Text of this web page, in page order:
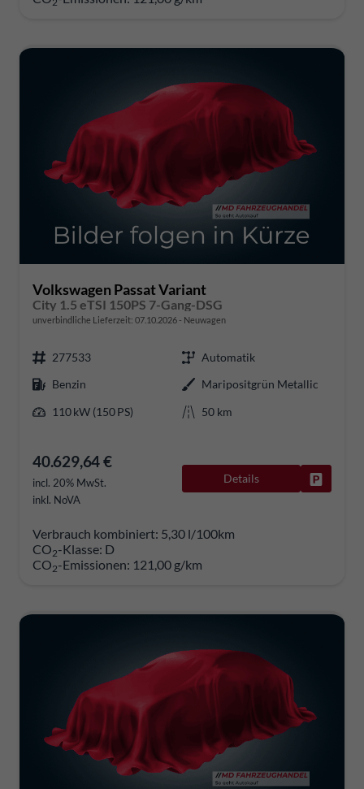
Volkswagen Passat Variant
City 1.5 eTSI 150PS 7-Gang-DSG
unverbindliche Lieferzeit: 07.10.2026 Neuwagen
277533
Automatik
Benzin
Maripositgrün Metallic
110 kW (150 PS)
50 km
40.629,64 €
incl. 20% MwSt.
inkl. NoVA
Details
Verbrauch kombiniert: 5,30 l/100km
CO2-Klasse: D
CO2-Emissionen: 121,00 g/km